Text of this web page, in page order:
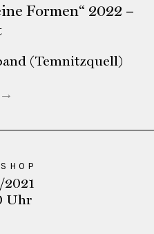
Formen“ 2022 –
(Temnitzquell)
Uhr